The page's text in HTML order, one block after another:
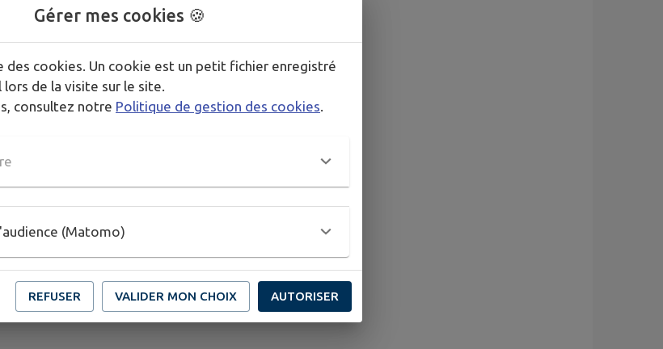
Gérer mes cookies 🍪
des cookies. Un cookie est un petit fichier enregistré
de la visite sur le site.
consultez notre Politique de gestion des cookies
(Matomo)
REFUSER VALIDER MON CHOIX AUTORISER